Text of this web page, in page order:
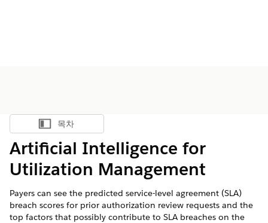
목차 표시
목차
Artificial Intelligence for
Utilization Management
Payers can see the predicted service-level agreement (SLA)
breach scores for prior authorization review requests and the
top factors that possibly contribute to SLA breaches on the